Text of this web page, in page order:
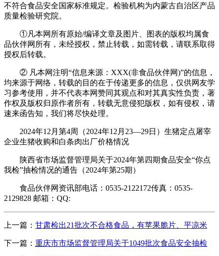
不符合食品安全国家标准规定。检验机构为内蒙古自治区产品
质量检验研究院。
①凡本网所有原始/编译文章及图片、图表的版权均属食
品伙伴网所有，未经授权，禁止转载，如需转载，请联系取得
授权后转载。
② 凡本网注明“信息来源：XXX(非食品伙伴网)”的信息，
均来源于网络，转载的目的在于传递更多的信息，仅供网友学
习参考使用，并不代表本网赞同其观点和对其真实性负责，著
作权及版权归原作者所有，转载无意侵犯版权，如有侵权，请
速来函告知，我们将尽快处理。
2024年12月第4周（2024年12月23—29日）生猪定点屠宰
企业生猪收购和白条肉出厂价格情况
陕西省市场监督管理局关于2024年第四期食品安全“你点
我检”抽检情况的通告（2024年第25期）
食品伙伴网资讯部电话：0535-2122172传真：0535-
2129828 邮箱：QQ:
上一篇： 甘肃检出21批次不合格食品，有苹果脆片、平凉米
下一篇： 重庆市市场监督管理局关于1049批次食品安全抽检